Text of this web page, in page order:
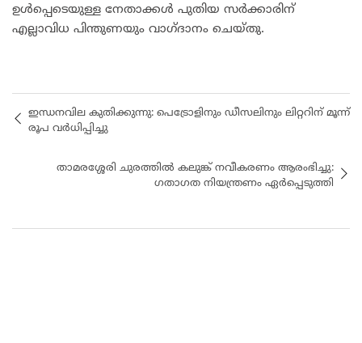
ഉൾപ്പെടെയുള്ള നേതാക്കൾ പുതിയ സർക്കാരിന്
എല്ലാവിധ പിന്തുണയും വാഗ്ദാനം ചെയ്തു.
ഇന്ധനവില കുതിക്കുന്നു: പെട്രോളിനും ഡീസലിനും ലിറ്ററിന് മൂന്ന്
രൂപ വർധിപ്പിച്ചു
താമരശ്ശേരി ചുരത്തിൽ കലുങ്ക് നവീകരണം ആരംഭിച്ചു:
ഗതാഗത നിയന്ത്രണം ഏർപ്പെടുത്തി